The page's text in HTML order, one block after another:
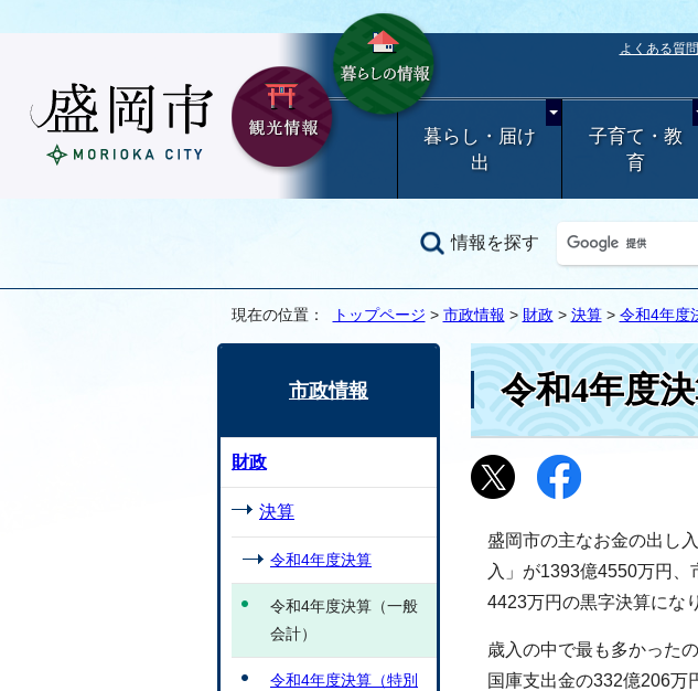
よくある質問
暮らし・届け
出
子育て・教
育
情報を探す
現在の位置： トップページ > 市政情報 > 財政 > 決算> 令和4年度
令和4年度
盛岡市の主なお金の出し
入」が1393億4550万円
4423万円の黒字決算にな
歳入の中で最も多かった
国庫支出金の332億206万
市政情報
財政
決算
令和4年度決算
令和4年度決算（一般
会計）
令和4年度決算（特別